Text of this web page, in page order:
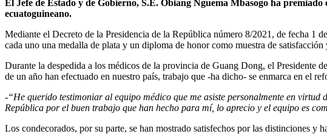
El Jefe de Estado y de Gobierno, S.E. Obiang Nguema Mbasogo ha
ecuatoguineano.
Mediante el Decreto de la Presidencia de la República número 8/2021, de fecha 1
cada uno una medalla de plata y un diploma de honor como muestra de
Durante la despedida a los médicos de la provincia de Guang Dong, el Presidente
de un año han efectuado en nuestro país, trabajo que -ha dicho- se enmarca en el
-“He querido testimoniar al equipo médico que me asiste personalmente en
República por el buen trabajo que han hecho para mí, lo aprecio y el equipo es
Los condecorados, por su parte, se han mostrado satisfechos por las distinciones y